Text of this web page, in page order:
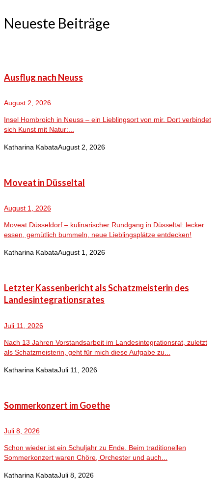
Neueste Beiträge
Ausflug nach Neuss
August 2, 2026
Insel Hombroich in Neuss – ein Lieblingsort von mir. Dort verbindet
sich Kunst mit Natur:...
Katharina KabataAugust 2, 2026
Moveat in Düsseltal
August 1, 2026
Moveat Düsseldorf – kulinarischer Rundgang in Düsseltal: lecker
essen, gemütlich bummeln, neue Lieblingsplätze entdecken!
Katharina KabataAugust 1, 2026
Letzter Kassenbericht als Schatzmeisterin des
Landesintegrationsrates
Juli 11, 2026
Nach 13 Jahren Vorstandsarbeit im Landesintegrationsrat, zuletzt
als Schatzmeisterin, geht für mich diese Aufgabe zu...
Katharina KabataJuli 11, 2026
Sommerkonzert im Goethe
Juli 8, 2026
Schon wieder ist ein Schuljahr zu Ende. Beim traditionellen
Sommerkonzert waren Chöre, Orchester und auch...
Katharina KabataJuli 8, 2026